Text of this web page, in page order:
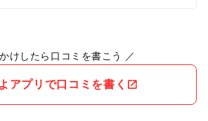
けしたら口コミを書こう ／
アプリで口コミを書く